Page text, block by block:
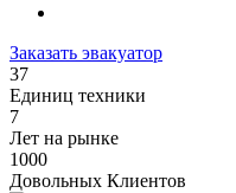
Заказать эвакуатор
37
Единиц техники
7
Лет на рынке
1000
Довольных Клиентов